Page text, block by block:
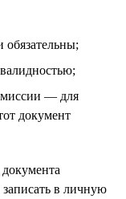
обязательны;
— для
документ
в личную